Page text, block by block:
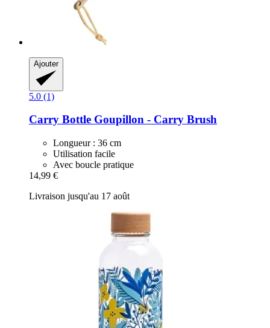
Ajouter
5.0 (1)
Carry Bottle Goupillon -​ Carry Brush
Longueur : 36 cm
Utilisation facile
Avec boucle pratique
14,99 €
Livraison jusqu'au 17 août